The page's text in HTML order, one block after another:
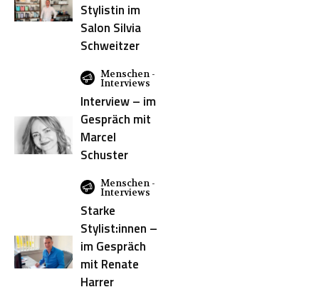
Stylistin im
Salon Silvia
Schweitzer
Menschen -
Interviews
Interview – im
Gespräch mit
Marcel
Schuster
Menschen -
Interviews
Starke
Stylist:innen –
im Gespräch
mit Renate
Harrer
Estel
Foilyage
GFH
Haardiagnose
Haarfarbe
Haircolor
Innsbruck
Kommunikation
Kompetenz
Kopfhautdiagnose
Kurzhaarschnitt